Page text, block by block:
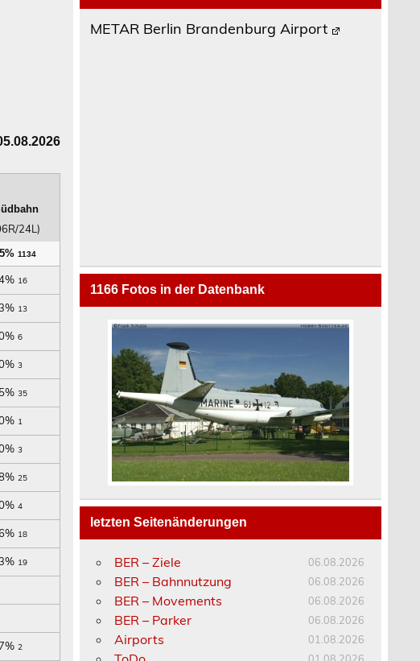
24L)
1134
16
13
6
3
35
1
3
25
4
18
19
2
METAR Berlin Brandenburg Airport
1166 Fotos in der Datenbank
letzten Seitenänderungen
BER – Ziele 06.08.2026
BER – Bahnnutzung 06.08.2026
BER – Movements 06.08.2026
BER – Parker 06.08.2026
Airports 01.08.2026